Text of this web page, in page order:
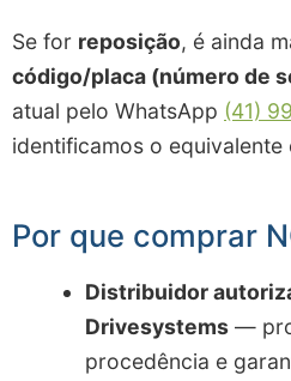
Se for reposição, é ainda
código/placa (número de
atual pelo WhatsApp (41)
identificamos o equivalente
Por que comprar
Distribuidor
Drivesystems —
procedência e